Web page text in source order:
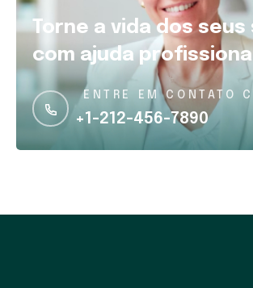
Torne a vida dos seus
com ajuda profissional
ENTRE EM CONTATO
+1-212-456-7890